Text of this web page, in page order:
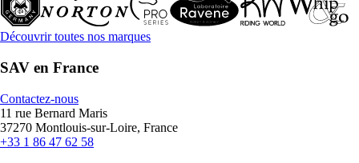
Découvrir toutes nos marques
SAV en France
Contactez-nous
11 rue Bernard Maris
37270 Montlouis-sur-Loire, France
+33 1 86 47 62 58